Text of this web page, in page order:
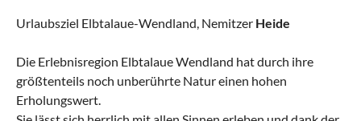
Urlaubsziel Elbtalaue-Wendland, Nemitzer Heide
Die Erlebnisregion Elbtalaue Wendland hat durch ihre
größtenteils noch unberührte Natur einen hohen
Erholungswert.